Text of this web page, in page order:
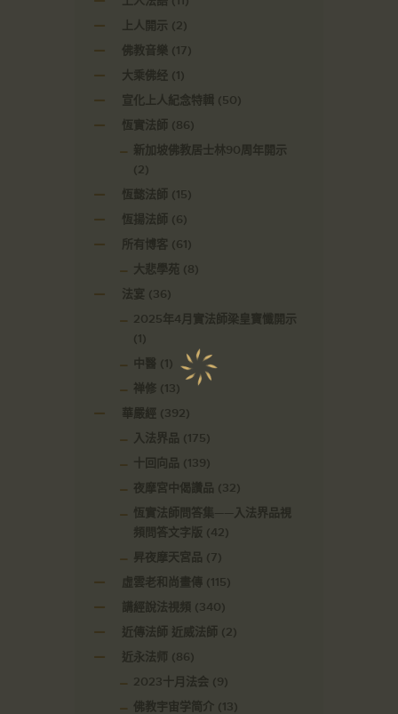
上人開示 (2)
佛教音樂 (17)
大乘佛经 (1)
宣化上人紀念特輯 (50)
恆實法師 (86)
新加坡佛教居士林90周年開示
(2)
恆懿法師 (15)
恆揚法師 (6)
所有博客 (61)
大悲學苑 (8)
法宴 (36)
2025年4月實法師梁皇寶懺開示
(1)
中醫 (1)
禅修 (13)
華嚴經 (392)
入法界品 (175)
十回向品 (139)
夜摩宮中偈讚品 (32)
恆實法師問答集——入法界品視
頻問答文字版 (42)
昇夜摩天宮品 (7)
虛雲老和尚畫傳 (115)
講經說法視頻
(340)
近傳法師 近威法師 (2)
近永法师 (86)
2023十月法会 (9)
佛教宇宙学简介 (13)